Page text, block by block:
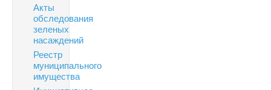
Акты
обследования
зеленых
насаждений
Реестр
муниципального
имущества